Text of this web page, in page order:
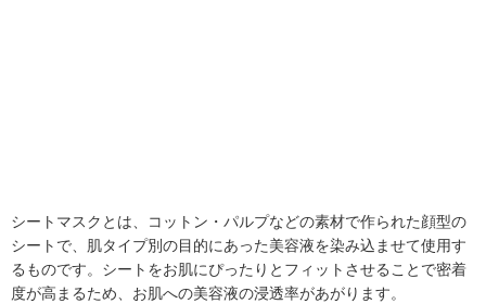
シートマスクとは、コットン・パルプなどの素材で作られた顔型の
シートで、肌タイプ別の目的にあった美容液を染み込ませて使用す
るものです。シートをお肌にぴったりとフィットさせることで密着
度が高まるため、お肌への美容液の浸透率があがります。